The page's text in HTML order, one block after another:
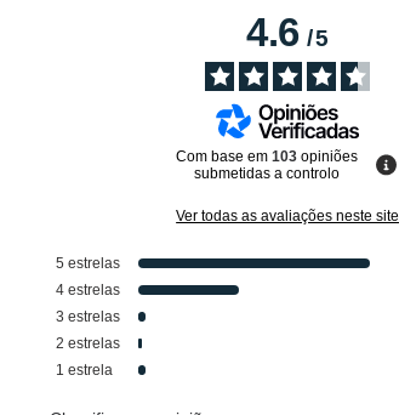
4.6/5
Com base em103 opiniões
submetidas a controlo
Ver todas as avaliações neste site
5 estrelas
4 estrelas
3 estrelas
2 estrelas
1 estrela